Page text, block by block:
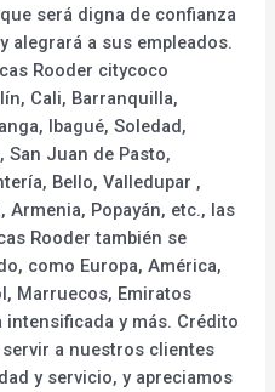
será digna de confianza
alegrará a sus empleados.
Rooder citycoco
Cali, Barranquilla,
Ibagué, Soledad,
San Juan de Pasto,
Bello, Valledupar ,
Armenia, Popayán, etc., las
Rooder también se
como Europa, América,
Marruecos, Emiratos
y más. Crédito
a nuestros clientes
y servicio, y apreciamos